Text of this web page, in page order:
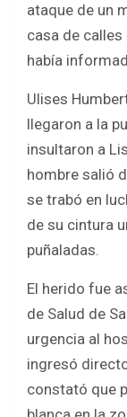
ataque de un
casa de calles
había
Ulises
llegaron a la
insultaron a
hombre salió
se trabó en
de su cintura
puñaladas.
El herido fue
de Salud de
urgencia al
ingresó
constató que